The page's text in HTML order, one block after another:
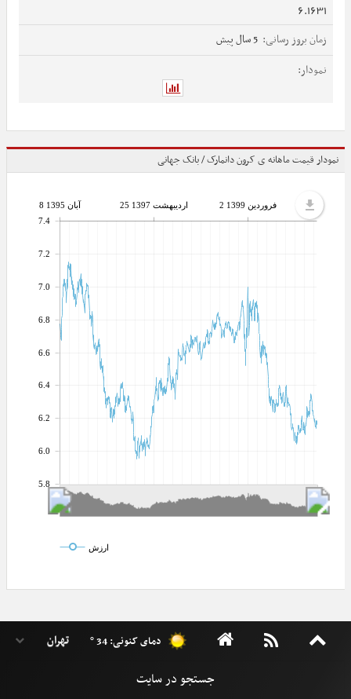
6.1631
5 سال پیش
نمودار قیمت ماهانه ی کرون دانمارک / بانک جهانی
8 آبان 1395 25 اردیبهشت 1397 2 فروردین 1399
5.8
6.0
6.2
6.4
6.6
6.8
7.0
7.2
7.4
ارزش
دمای کنونی: 34 °